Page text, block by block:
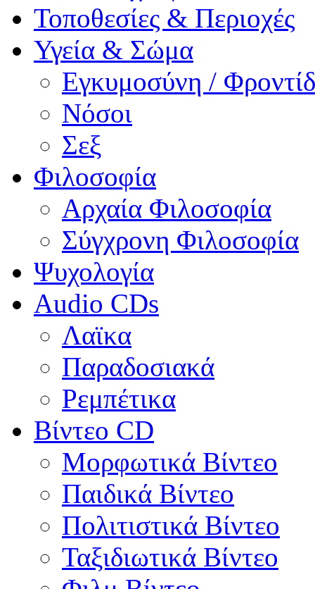
Τοποθεσίες & Περιοχές
Υγεία & Σώμα
Εγκυμοσύνη /
Νόσοι
Σεξ
Φιλοσοφία
Αρχαία Φιλοσοφία
Σύγχρονη Φιλοσοφία
Ψυχολογία
Audio CDs
Λαϊκα
Παραδοσιακά
Ρεμπέτικα
Βίντεο CD
Μορφωτικά Βίντεο
Παιδικά Βίντεο
Πολιτιστικά Βίντεο
Ταξιδιωτικά Βίντεο